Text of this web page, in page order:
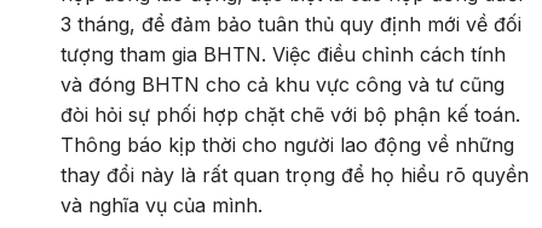
3 tháng, để đảm bảo tuân thủ quy định mới về đối
tượng tham gia BHTN. Việc điều chỉnh cách tính
và đóng BHTN cho cả khu vực công và tư cũng
đòi hỏi sự phối hợp chặt chẽ với bộ phận kế toán.
Thông báo kịp thời cho người lao động về những
thay đổi này là rất quan trọng để họ hiểu rõ quyền
và nghĩa vụ của mình.